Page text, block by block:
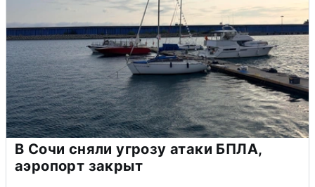
В Сочи сняли угрозу атаки БПЛА,
аэропорт закрыт